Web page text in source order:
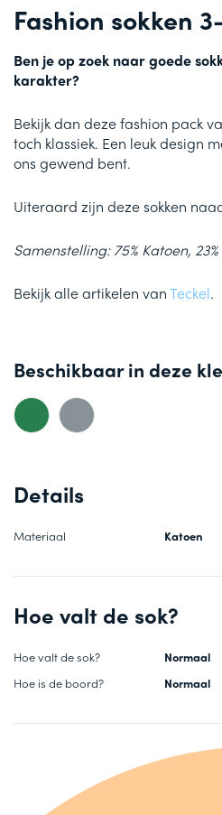
Fashion sokken
Ben je op zoek naar goede
karakter?
Bekijk dan deze fashion pack
toch klassiek. Een leuk design
ons gewend bent.
Uiteraard zijn deze sokken
Samenstelling: 75% Katoen,
Bekijk alle artikelen vanTeckel.
Beschikbaar in deze
Details
Materiaal Katoen
Hoe valt de sok?
Hoe valt de sok?
Normaal
Hoe is de boord?
Normaal